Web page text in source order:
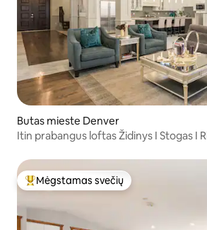
Butas mieste Denver
Itin prabangus loftas Židinys I Stogas I
Svečių mėgstamiausias
Mėgstamas svečių